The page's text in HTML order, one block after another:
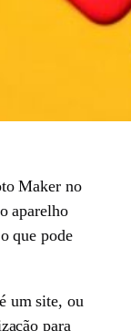
Maker no
aparelho
que pode
um site, ou
para